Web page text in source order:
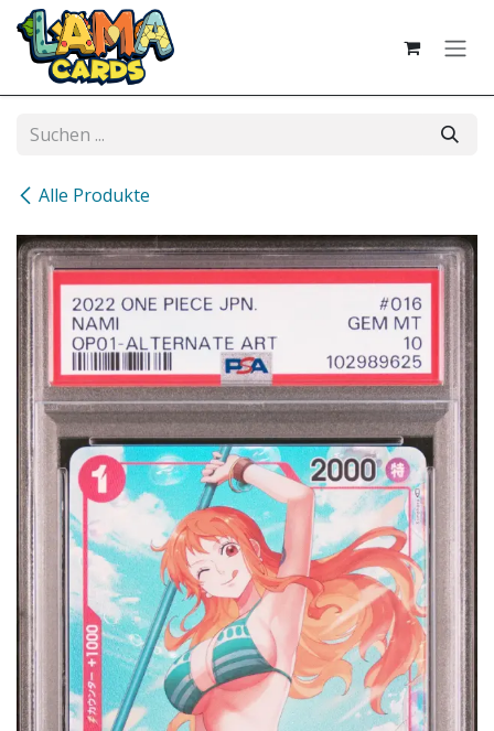
Zum Inhalt springen
Alle Produkte